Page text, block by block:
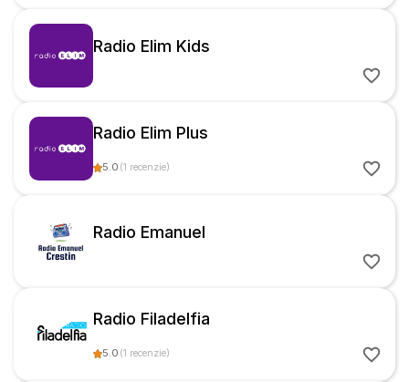
Radio Elim Kids
Radio Elim Plus
5.0 (1 recenzie)
Radio Emanuel
Radio Filadelfia
5.0 (1 recenzie)